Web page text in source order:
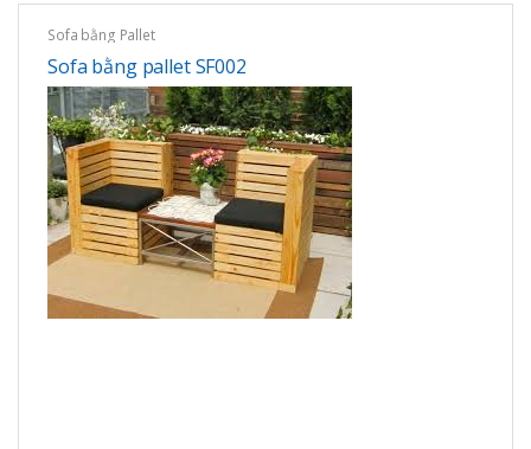
Sofa bằng Pallet
Sofa bằng pallet SF002